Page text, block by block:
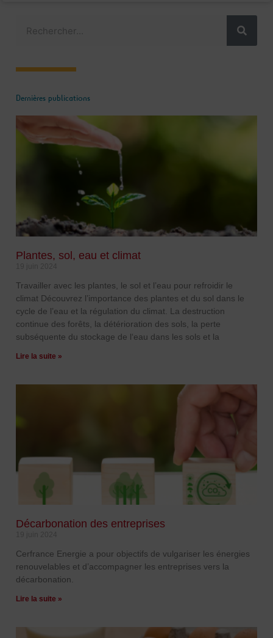
Dernières publications
Plantes, sol, eau et climat
Travailler avec les plantes, le sol et l’eau pour refroidir le
climat Découvrez l’importance des plantes et du sol dans le
cycle de l’eau et la régulation du climat. La destruction
continue des forêts, la détérioration des sols, la perte
subséquente du stockage de l‘eau dans les sols et la
Lire la suite »
Décarbonation des entreprises
Cerfrance Energie a pour objectifs de vulgariser les énergies
renouvelables et d’accompagner les entreprises vers la
décarbonation.
Lire la suite »